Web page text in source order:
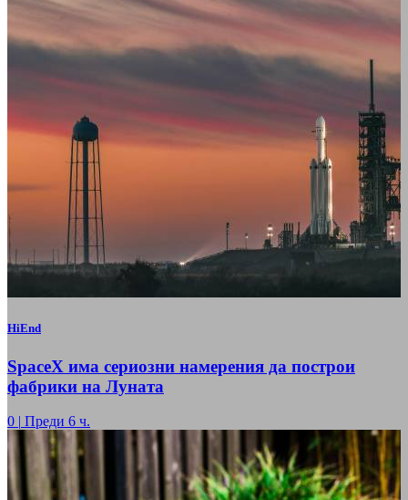
HiEnd
SpaceX има сериозни намерения да построи
фабрики на Луната
0 | Преди 6 ч.